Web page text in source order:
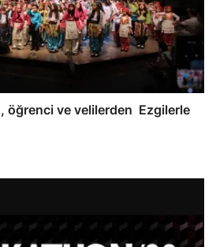
öğrenci ve velilerden Ezgilerle